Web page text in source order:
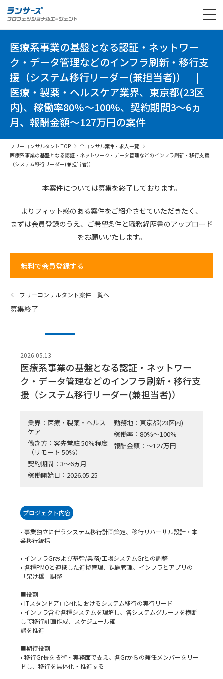
医療系事業の基盤となる認証・ネットワー
ク・データ管理などのインフラ刷新・移行支
援（システム移行リーダー(兼担当者)）
|
医療・製薬・ヘルスケア業界、東京都(23区
内)、稼働率80%～100%、契約期間3～6ヵ
月、報酬金額～127万円の案件
フリーコンサルタント TOP
全コンサル案件・求人一覧
医療系事業の基盤となる認証・ネットワーク・データ管理などのインフラ刷新・移行支援
（システム移行リーダー(兼担当者)）
本案件については募集を終了しております。
よりフィット感のある案件をご紹介させていただきたく、
まずは会員登録のうえ、 ご希望条件と職務経歴書のアップロード
をお願いいたします。
無料で会員登録する
フリーコンサルタント案件一覧へ
募集終了
2026.05.13
医療系事業の基盤となる認証・ネットワー
ク・データ管理などのインフラ刷新・移行支
援（システム移行リーダー(兼担当者)）
業界：医療・製薬・ヘルス
ケア
働き方：客先常駐 50%程度
（リモート 50%）
契約期間：3～6ヵ月
稼働開始日：2026.05.25
勤務地：東京都(23区内)
稼働率：80%～100%
報酬金額：～127万円
プロジェクト内容
• 事業独立に伴うシステム移行計画策定、移行リハーサル設計・本
番移行統括
• インフラGrおよび基幹/業務/工場システムGrとの調整
• 各種PMOと連携した進捗管理、課題管理、インフラとアプリの
「架け橋」調整
■役割
• ITスタンドアロン化におけるシステム移行の実行リード
• インフラ含む各種システムを理解し、各システムグループを横断
して移行計画作成、スケジュール確
認を推進
■期待役割
• 移行Gr長を技術・実務面で支え、各Grからの兼任メンバーをリー
ドし、移行を具体化・推進する